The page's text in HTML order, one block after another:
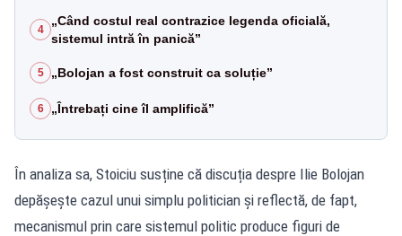
4
„Când costul real contrazice legenda oficială,
sistemul intră în panică”
5 „Bolojan a fost construit ca soluție”
6 „Întrebați cine îl amplifică”
În analiza sa, Stoiciu susține că discuția despre Ilie Bolojan
depășește cazul unui simplu politician și reflectă, de fapt,
mecanismul prin care sistemul politic produce figuri de